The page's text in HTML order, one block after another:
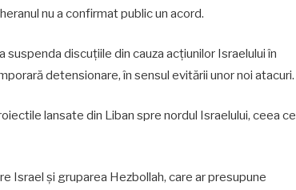
nu a confirmat public un acord.
discuțiile din cauza acțiunilor Israelului în
detensionare, în sensul evitării unor noi atacuri.
lansate din Liban spre nordul Israelului, ceea ce
Israel și gruparea Hezbollah, care ar presupune